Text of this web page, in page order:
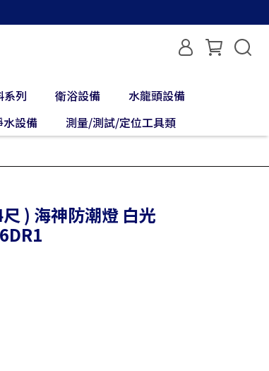
系列 衛浴設備
水龍頭設備
水設備 測量/測試/定位工具類
) 海神防潮燈 白光